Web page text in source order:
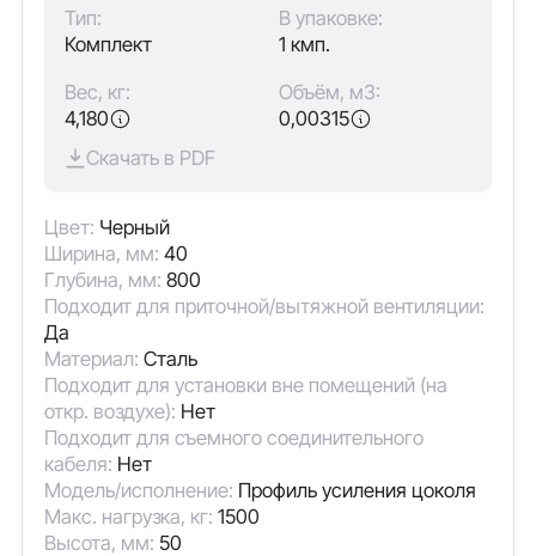
Тип:
Комплект
В упаковке:
1 кмп.
Вес, кг:
4,180
Объём, м3:
0,00315
Скачать в PDF
Цвет: Черный
Ширина, мм: 40
Глубина, мм: 800
Подходит для приточной/вытяжной вентиляции:
Да
Материал: Сталь
Подходит для установки вне помещений (на
откр. воздухе): Нет
Подходит для съемного соединительного
кабеля: Нет
Модель/исполнение: Профиль усиления цоколя
Макс. нагрузка, кг: 1500
Высота, мм: 50